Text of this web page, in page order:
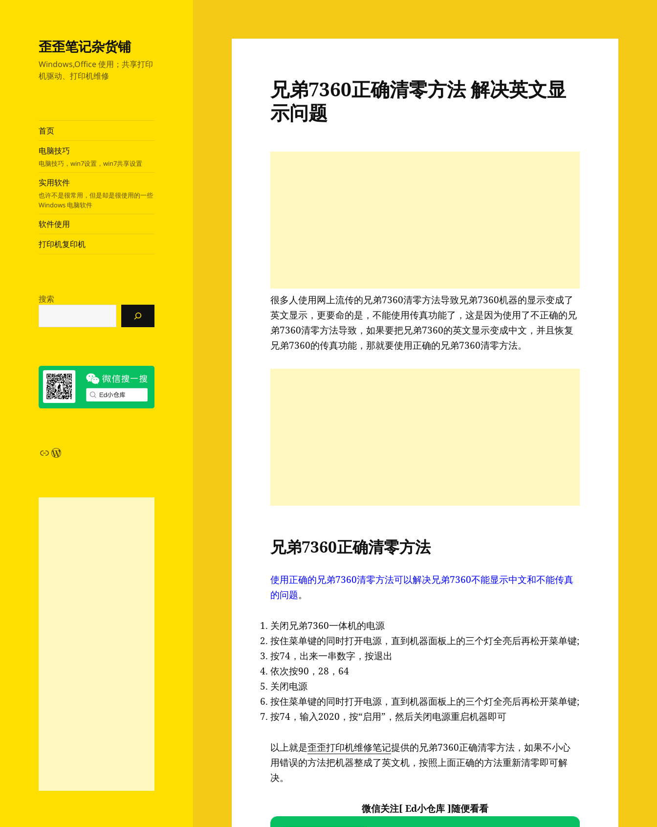
歪歪笔记杂货铺
Windows,Office 使用；共享打印
机驱动、打印机维修
首页
电脑技巧
电脑技巧，win7设置，win7共享设置
实用软件
也许不是很常用，但是却是很使用的一些
Windows 电脑软件
软件使用
打印机复印机
搜索
链接WordPress
兄弟7360正确清零方法 解决英文显
示问题
很多人使用网上流传的兄弟7360清零方法导致兄弟7360机器的显示变成了
英文显示，更要命的是，不能使用传真功能了，这是因为使用了不正确的兄
弟7360清零方法导致，如果要把兄弟7360的英文显示变成中文，并且恢复
兄弟7360的传真功能，那就要使用正确的兄弟7360清零方法。
兄弟7360正确清零方法
使用正确的兄弟7360清零方法可以解决兄弟7360不能显示中文和不能传真
的问题。
关闭兄弟7360一体机的电源
按住菜单键的同时打开电源，直到机器面板上的三个灯全亮后再松开菜单键;
按74，出来一串数字，按退出
依次按90，28，64
关闭电源
按住菜单键的同时打开电源，直到机器面板上的三个灯全亮后再松开菜单键;
按74，输入2020，按“启用”，然后关闭电源重启机器即可
以上就是歪歪打印机维修笔记提供的兄弟7360正确清零方法，如果不小心
用错误的方法把机器整成了英文机，按照上面正确的方法重新清零即可解
决。
微信关注[ Ed小仓库 ]随便看看